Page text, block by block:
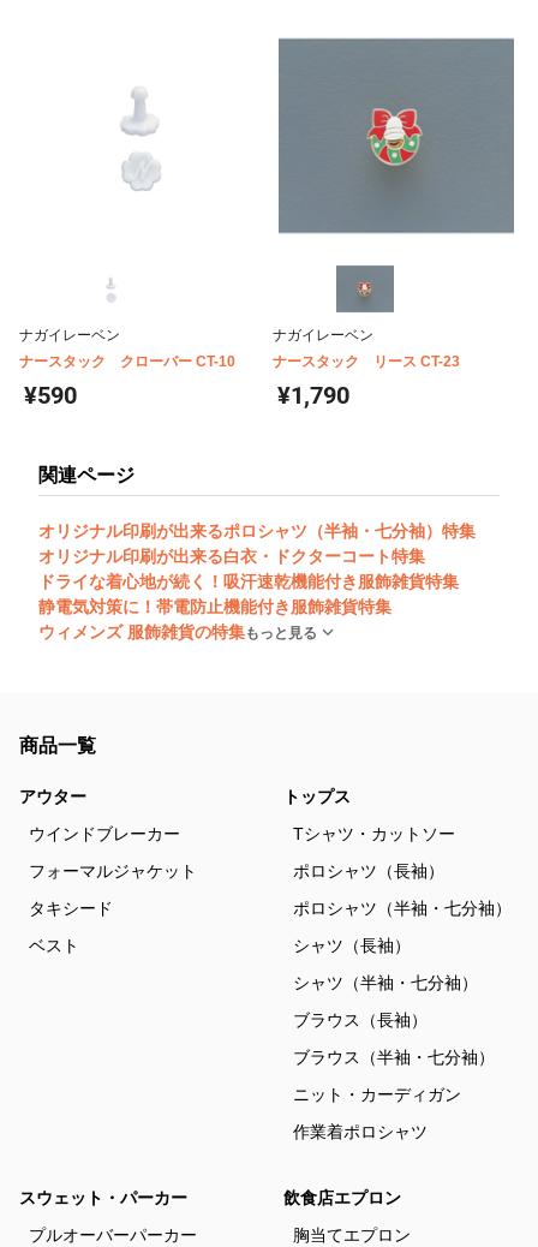
ナガイレーベン
ナースタック クローバー CT-10
¥590
ナガイレーベン
ナースタック リース CT-23
¥1,790
関連ページ
オリジナル印刷が出来るポロシャツ（半袖・七分袖）特集
オリジナル印刷が出来る白衣・ドクターコート特集
ドライな着心地が続く！吸汗速乾機能付き服飾雑貨特集
静電気対策に！帯電防止機能付き服飾雑貨特集
ウィメンズ 服飾雑貨の特集もっと見る
商品一覧
アウター
ウインドブレーカー
フォーマルジャケット
タキシード
ベスト
トップス
Tシャツ・カットソー
ポロシャツ（長袖）
ポロシャツ（半袖・七分袖）
シャツ（長袖）
シャツ（半袖・七分袖）
ブラウス（長袖）
ブラウス（半袖・七分袖）
ニット・カーディガン
作業着ポロシャツ
スウェット・パーカー
プルオーバーパーカー
飲食店エプロン
胸当てエプロン